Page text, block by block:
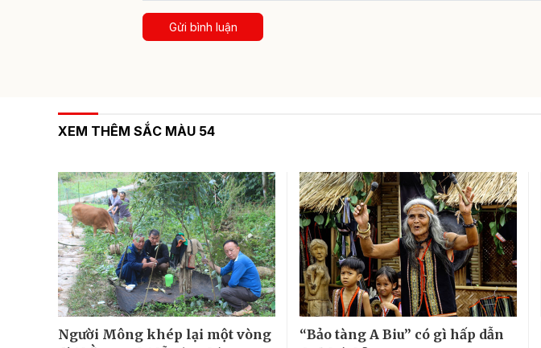
Gửi bình luận
XEM THÊM SẮC MÀU 54
Người Mông khép lại một vòng
“Bảo tàng A Biu” có gì hấp dẫn